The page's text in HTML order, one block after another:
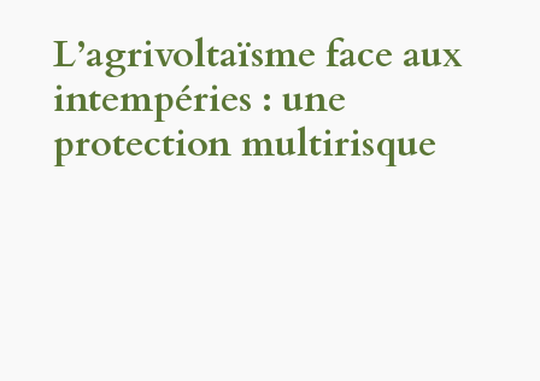
L’agrivoltaïsme face aux
intempéries : une
protection multirisque